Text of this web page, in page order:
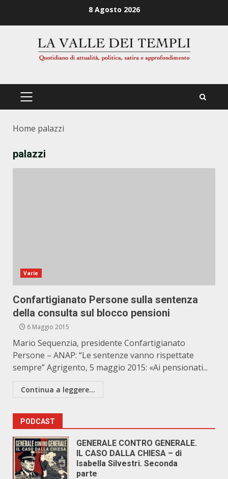
8 Agosto 2026
PRIMÄRES
Home palazzi
palazzi
Varie
Confartigianato Persone sulla sentenza
della consulta sul blocco pensioni
6 Maggio 2015
Mario Sequenzia, presidente Confartigianato
Persone – ANAP: “Le sentenze vanno rispettate
sempre” Agrigento, 5 maggio 2015: «Ai pensionati...
Continua a leggere...
PODCAST
GENERALE CONTRO GENERALE.
IL CASO DALLA CHIESA – di
Isabella Silvestri. Seconda
parte